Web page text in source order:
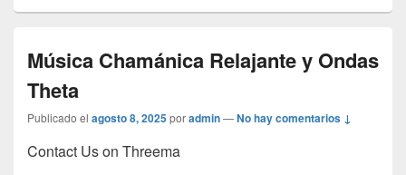
Música Chamánica Relajante y Ondas
Theta
Publicado el agosto 8, 2025poradmin—No hay comentarios ↓
Contact Us on Threema